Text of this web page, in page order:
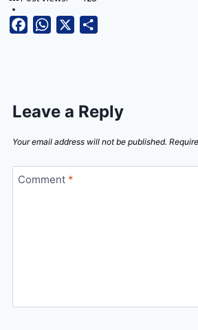
FacebookWhatsApp
Leave a Reply
Your email address will not be published.
Comment *